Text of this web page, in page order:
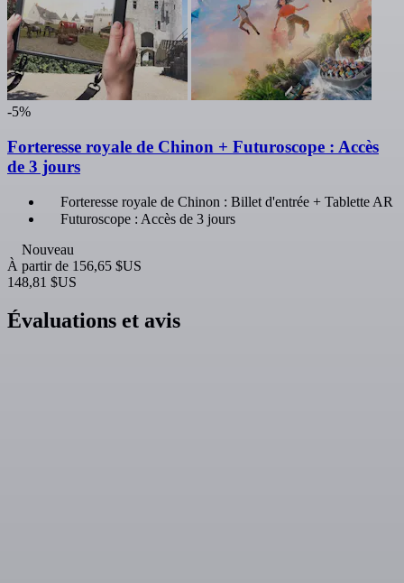
-5%
Forteresse royale de Chinon + Futuroscope : Accès
de 3 jours
Forteresse royale de Chinon : Billet d'entrée + Tablette AR
Futuroscope : Accès de 3 jours
Nouveau
À partir de 156,65 $US
148,81 $US
Évaluations et avis